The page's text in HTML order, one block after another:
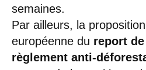
semaines.
Par ailleurs, la
européenne du report
règlement anti-